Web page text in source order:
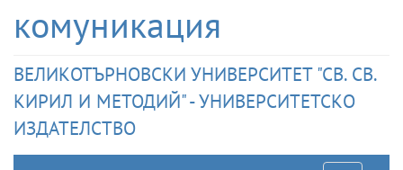
комуникация
ВЕЛИКОТЪРНОВСКИ УНИВЕРСИТЕТ "СВ. СВ.
КИРИЛ И МЕТОДИЙ" - УНИВЕРСИТЕТСКО
ИЗДАТЕЛСТВО